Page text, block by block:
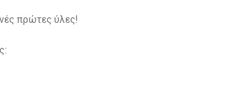
πρώτες ύλες!